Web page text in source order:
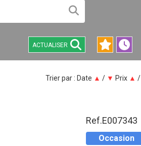
ACTUALISER
Trier par : Date ▲ / ▼ Prix ▲ /
Ref.E007343
Occasion